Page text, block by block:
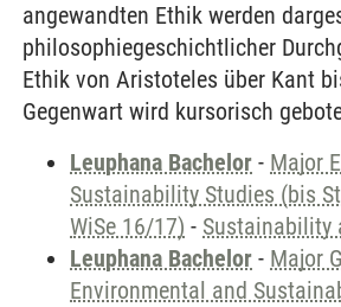
angewandten Ethik werden
philosophiegeschichtlicher
Ethik von Aristoteles über Kant
Gegenwart wird kursorisch
Leuphana Bachelor - Major
Sustainability Studies (bis
WiSe 16/17) - Sustainability
Leuphana Bachelor - Major
Environmental and